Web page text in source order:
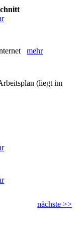
mehr
(liegt im
nächste >>